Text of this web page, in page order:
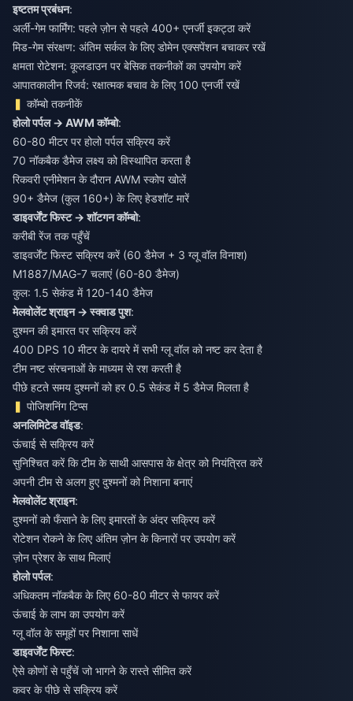
इष्टतम प्रबंधन:
अर्ली-गेम फार्मिंग: पहले ज़ोन से पहले 400+ एनर्जी इकट्ठा करें
मिड-गेम संरक्षण: अंतिम सर्कल के लिए डोमेन एक्सपेंशन बचाकर रखें
क्षमता रोटेशन: कूलडाउन पर बेसिक तकनीकों का उपयोग करें
आपातकालीन रिजर्व: रक्षात्मक बचाव के लिए 100 एनर्जी रखें
कॉम्बो तकनीकें
होलो पर्पल → AWM कॉम्बो:
60-80 मीटर पर होलो पर्पल सक्रिय करें
70 नॉकबैक डैमेज लक्ष्य को विस्थापित करता है
रिकवरी एनीमेशन के दौरान AWM स्कोप खोलें
90+ डैमेज (कुल 160+) के लिए हेडशॉट मारें
डाइवर्जेंट फिस्ट → शॉटगन कॉम्बो:
करीबी रेंज तक पहुँचें
डाइवर्जेंट फिस्ट सक्रिय करें (60 डैमेज + 3 ग्लू वॉल विनाश)
M1887/MAG-7 चलाएं (60-80 डैमेज)
कुल: 1.5 सेकंड में 120-140 डैमेज
मेलवोलेंट श्राइन → स्क्वाड पुश:
दुश्मन की इमारत पर सक्रिय करें
400 DPS 10 मीटर के दायरे में सभी ग्लू वॉल को नष्ट कर देता है
टीम नष्ट संरचनाओं के माध्यम से रश करती है
पीछे हटते समय दुश्मनों को हर 0.5 सेकंड में 5 डैमेज मिलता है
पोजिशनिंग टिप्स
अनलिमिटेड वॉइड:
ऊंचाई से सक्रिय करें
सुनिश्चित करें कि टीम के साथी आसपास के क्षेत्र को नियंत्रित करें
अपनी टीम से अलग हुए दुश्मनों को निशाना बनाएं
मेलवोलेंट श्राइन:
दुश्मनों को फँसाने के लिए इमारतों के अंदर सक्रिय करें
रोटेशन रोकने के लिए अंतिम ज़ोन के किनारों पर उपयोग करें
ज़ोन प्रेशर के साथ मिलाएं
होलो पर्पल:
अधिकतम नॉकबैक के लिए 60-80 मीटर से फायर करें
ऊंचाई के लाभ का उपयोग करें
ग्लू वॉल के समूहों पर निशाना साधें
डाइवर्जेंट फिस्ट:
ऐसे कोणों से पहुँचें जो भागने के रास्ते सीमित करें
कवर के पीछे से सक्रिय करें